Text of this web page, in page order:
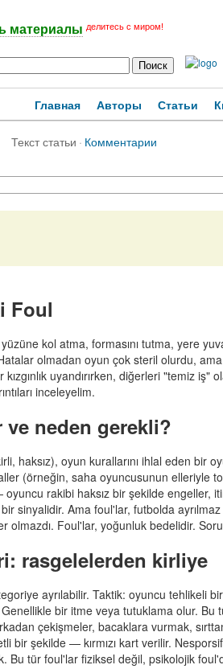
материалы делитесь с миром!
Главная Авторы Статьи
Текст статьи · Комментарии
Foul
kol atma, formasını tutma, yere
olmadan oyun çok steril olurdu,
kızgınlık uyandırırken, diğerleri "temiz
inceleyelim.
neden gerekli?
haksız), oyun kurallarını ihlal eden bir
(örneğin, saha oyuncusunun elleriyle
rakibi haksız bir şekilde engeller,
sinyalidir. Ama foul'lar, futbolda
olmazdı. Foul'lar, yoğunluk bedelidir.
rasgelelerden kirliye
ayrılabilir. Taktik: oyuncu tehlikeli
bir itme veya tutuklama olur. Bu
çekişmeler, bacaklara vurmak,
bir şekilde — kırmızı kart verilir.
Bu tür foul'lar fiziksel değil, psikolojik